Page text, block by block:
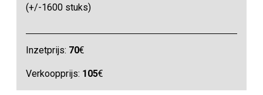
(+/-1600 stuks)
Inzetprijs: 70€
Verkoopprijs: 105€